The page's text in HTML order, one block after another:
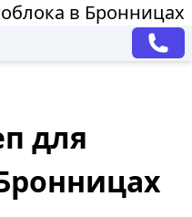
в Бронницах
для